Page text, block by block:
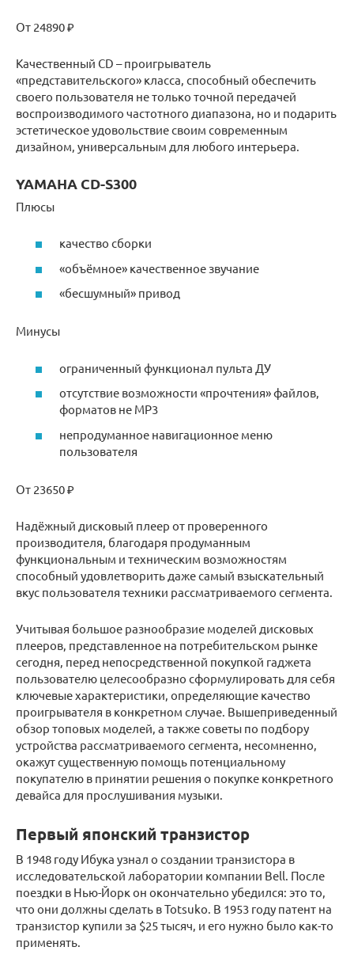
От 24890 ₽
Качественный CD – проигрыватель
«представительского» класса, способный обеспечить
своего пользователя не только точной передачей
воспроизводимого частотного диапазона, но и подарить
эстетическое удовольствие своим современным
дизайном, универсальным для любого интерьера.
YAMAHA CD-S300
Плюсы
качество сборки
«объёмное» качественное звучание
«бесшумный» привод
Минусы
ограниченный функционал пульта ДУ
отсутствие возможности «прочтения» файлов,
форматов не MP3
непродуманное навигационное меню
пользователя
От 23650 ₽
Надёжный дисковый плеер от проверенного
производителя, благодаря продуманным
функциональным и техническим возможностям
способный удовлетворить даже самый взыскательный
вкус пользователя техники рассматриваемого сегмента.
Учитывая большое разнообразие моделей дисковых
плееров, представленное на потребительском рынке
сегодня, перед непосредственной покупкой гаджета
пользователю целесообразно сформулировать для себя
ключевые характеристики, определяющие качество
проигрывателя в конкретном случае. Вышеприведенный
обзор топовых моделей, а также советы по подбору
устройства рассматриваемого сегмента, несомненно,
окажут существенную помощь потенциальному
покупателю в принятии решения о покупке конкретного
девайса для прослушивания музыки.
Первый японский транзистор
В 1948 году Ибука узнал о создании транзистора в
исследовательской лаборатории компании Bell. После
поездки в Нью-Йорк он окончательно убедился: это то,
что они должны сделать в Totsuko. В 1953 году патент на
транзистор купили за $25 тысяч, и его нужно было как-то
применять.